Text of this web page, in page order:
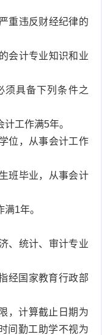
违反财经纪律的
计专业知识和业
具备下列条件之
工作满5年。
，从事会计工作
毕业，从事会计
1年。
统计、审计专业
国家教育行政部
计算截止日期为
间勤工助学不视为